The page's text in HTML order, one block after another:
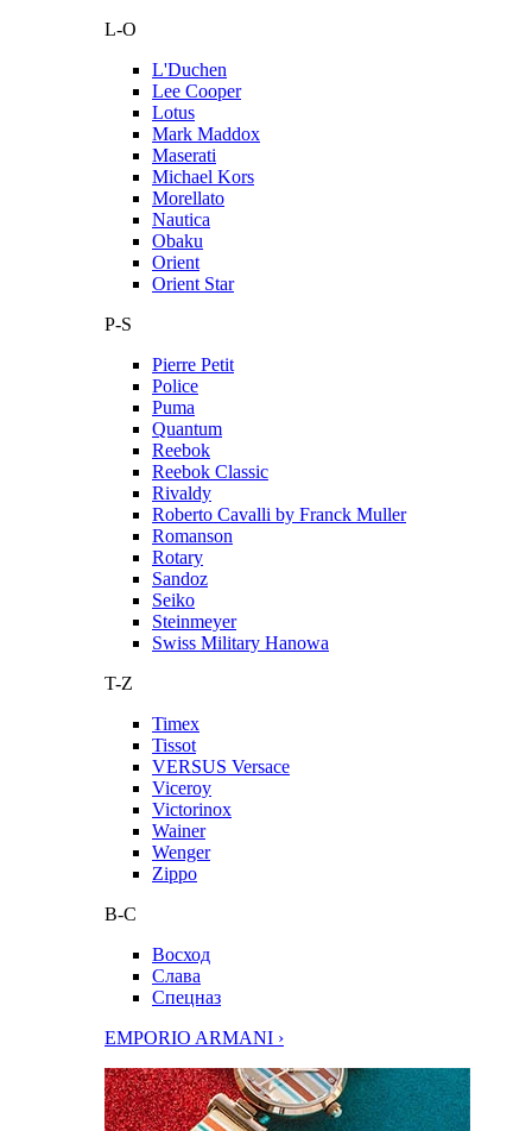
L-O
L'Duchen
Lee Cooper
Lotus
Mark Maddox
Maserati
Michael Kors
Morellato
Nautica
Obaku
Orient
Orient Star
P-S
Pierre Petit
Police
Puma
Quantum
Reebok
Reebok Classic
Rivaldy
Roberto Cavalli by Franck Muller
Romanson
Rotary
Sandoz
Seiko
Steinmeyer
Swiss Military Hanowa
T-Z
Timex
Tissot
VERSUS Versace
Viceroy
Victorinox
Wainer
Wenger
Zippo
В-С
Восход
Слава
Спецназ
EMPORIO ARMANI ›